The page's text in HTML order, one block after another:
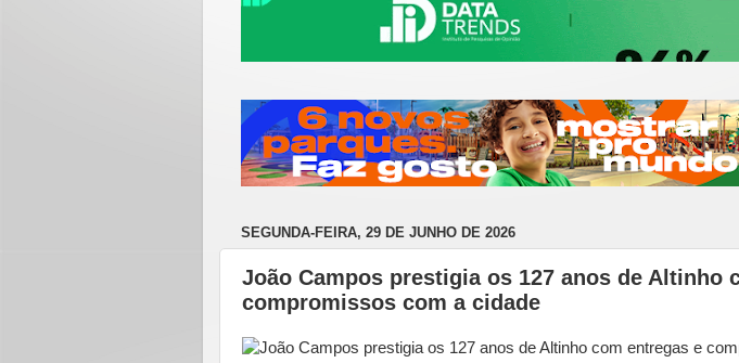
SEGUNDA-FEIRA, 29 DE JUNHO DE 2026
João Campos prestigia os 127 anos de Altinho
compromissos com a cidade